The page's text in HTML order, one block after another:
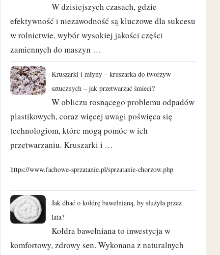
wrzesień 2022
czerwiec 2022
maj 2022
kwiecień 2021
marzec 2021
styczeń 2021
wrzesień 2020
W dzisiejszych czasach, gdzie
efektywność i niezawodność są kluczowe dla sukcesu
w rolnictwie, wybór wysokiej jakości części
zamiennych do maszyn …
Kruszarki i młyny – kruszarka do tworzyw
sztucznych – jak przetwarzać śmieci?
W obliczu rosnącego problemu odpadów
plastikowych, coraz więcej uwagi poświęca się
technologiom, które mogą pomóc w ich
przetwarzaniu. Kruszarki i …
https://www.fachowe-sprzatanie.pl/sprzatanie-chorzow.php
Jak dbać o kołdrę bawełnianą, by służyła przez
lata?
Kołdra bawełniana to inwestycja w
komfortowy, zdrowy sen. Wykonana z naturalnych